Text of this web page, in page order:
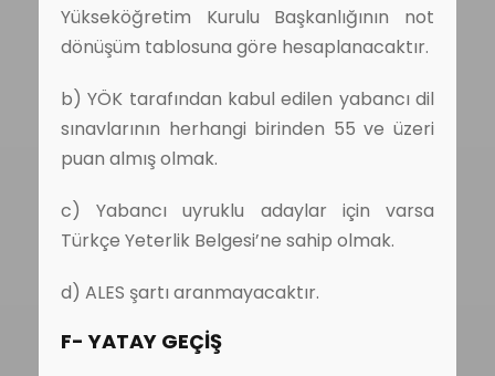
Yükseköğretim Kurulu Başkanlığının not
dönüşüm tablosuna göre hesaplanacaktır.
b) YÖK tarafından kabul edilen yabancı dil
sınavlarının herhangi birinden 55 ve üzeri
puan almış olmak.
c) Yabancı uyruklu adaylar için varsa
Türkçe Yeterlik Belgesi’ne sahip olmak.
d) ALES şartı aranmayacaktır.
F- YATAY GEÇİŞ